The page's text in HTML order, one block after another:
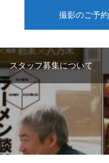
撮影のご予約
スタッフ募集について